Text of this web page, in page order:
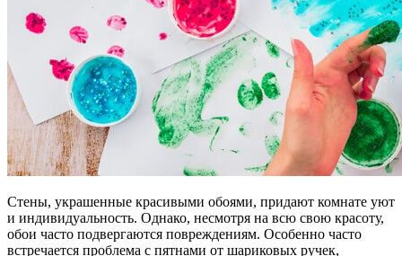
Стены, украшенные красивыми обоями, придают комнате уют
и индивидуальность. Однако, несмотря на всю свою красоту,
обои часто подвергаются повреждениям. Особенно часто
встречается проблема с пятнами от шариковых ручек,